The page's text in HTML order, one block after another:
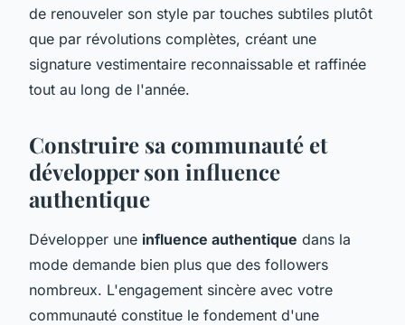
de renouveler son style par touches subtiles plutôt
que par révolutions complètes, créant une
signature vestimentaire reconnaissable et raffinée
tout au long de l'année.
Construire sa communauté et
développer son influence
authentique
Développer une influence authentique dans la
mode demande bien plus que des followers
nombreux. L'engagement sincère avec votre
communauté constitue le fondement d'une